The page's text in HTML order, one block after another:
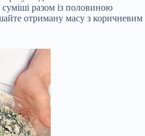
разом із половиною
отриману масу з коричневим